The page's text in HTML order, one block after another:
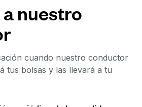
nuestro
cuando nuestro conductor
tus bolsas y las llevará a tu